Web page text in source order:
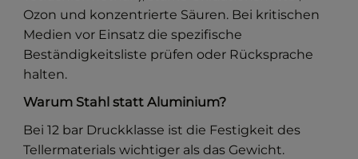
Ozon und konzentrierte Säuren. Bei kritischen
Medien vor Einsatz die spezifische
Beständigkeitsliste prüfen oder Rücksprache
halten.
Warum Stahl statt Aluminium?
Bei 12 bar Druckklasse ist die Festigkeit des
Tellermaterials wichtiger als das Gewicht.